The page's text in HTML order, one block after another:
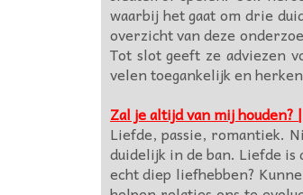
waarbij het gaat om drie
overzicht van deze
Tot slot geeft ze adviezen
velen toegankelijk en
Zal je altijd van mij
Liefde, passie, romantiek.
duidelijk in de ban. Liefde is
echt diep liefhebben?